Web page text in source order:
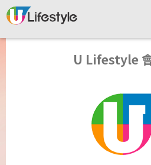
U Lifestyle